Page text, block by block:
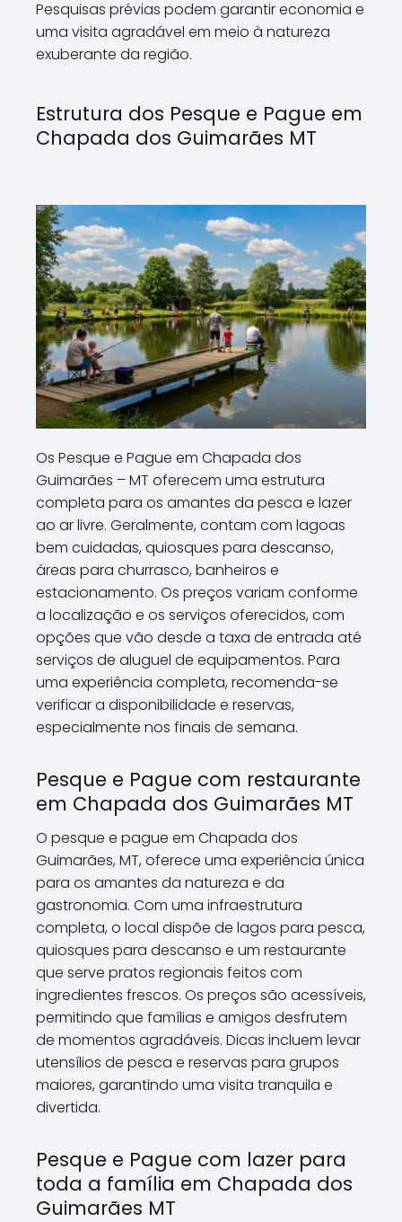
Pesquisas prévias podem garantir economia e
uma visita agradável em meio à natureza
exuberante da região.
Estrutura dos Pesque e Pague em
Chapada dos Guimarães MT
Os Pesque e Pague em Chapada dos
Guimarães – MT oferecem uma estrutura
completa para os amantes da pesca e lazer
ao ar livre. Geralmente, contam com lagoas
bem cuidadas, quiosques para descanso,
áreas para churrasco, banheiros e
estacionamento. Os preços variam conforme
a localização e os serviços oferecidos, com
opções que vão desde a taxa de entrada até
serviços de aluguel de equipamentos. Para
uma experiência completa, recomenda-se
verificar a disponibilidade e reservas,
especialmente nos finais de semana.
Pesque e Pague com restaurante
em Chapada dos Guimarães MT
O pesque e pague em Chapada dos
Guimarães, MT, oferece uma experiência única
para os amantes da natureza e da
gastronomia. Com uma infraestrutura
completa, o local dispõe de lagos para pesca,
quiosques para descanso e um restaurante
que serve pratos regionais feitos com
ingredientes frescos. Os preços são acessíveis,
permitindo que famílias e amigos desfrutem
de momentos agradáveis. Dicas incluem levar
utensílios de pesca e reservas para grupos
maiores, garantindo uma visita tranquila e
divertida.
Pesque e Pague com lazer para
toda a família em Chapada dos
Guimarães MT